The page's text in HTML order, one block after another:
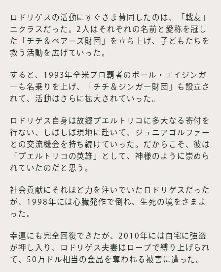
ロドリゲスの活動にすぐさま賛同したのは、「戦友」
ニクラスだった。2人はそれぞれの名前と愛称を冠し
た「チチ＆ベアーズ財団」を立ち上げ、子どもたちを
救う活動を広げていった。
すると、1993年全米プロ覇者のポール・エイジンガ
―も名乗りを上げ、「チチ＆ジンガー財団」も設立さ
れて、活動はさらに拡大されていった。
ロドリゲス自身は故郷プエルトリコに多大なる寄付を
行ない、しばしば現地に赴いて、ジュニアゴルファー
との交流機会を持ち続けていった。だからこそ、彼は
「プエルトリコの英雄」として、神様のように崇めら
れていたのだと思う。
社会貢献にそれほど力を注いでいたロドリゲスだった
が、1998年には心臓発作で倒れ、生死の境をさまよ
った。
幸運にも完全回復できたが、2010年には自宅に強盗
が押し入り、ロドリゲス夫妻はロープで縛り上げられ
て、50万ドル相当の金品を奪われる被害に遭った。